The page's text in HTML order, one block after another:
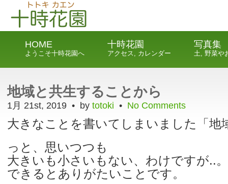
HOME
ようこそ十時花園へ
十時花園
アクセス, カレンダー
写真集
土, 野菜や
地域と共生することから
1月 21st, 2019 • by totoki • No Comments
大きなことを書いてしまいました「地
っと、思いつつも
大きいも小さいもない、わけですが..
できるとありがたいことです。